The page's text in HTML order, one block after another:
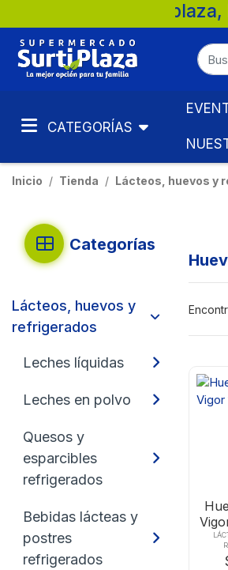
Surtiplaza, la mejor
CATEGORÍAS
Inicio Tienda Lácteos, huevos y
Categorías
Lácteos, huevos y
refrigerados
Leches líquidas
Leches en polvo
Quesos y
esparcibles
refrigerados
Bebidas lácteas y
postres
refrigerados